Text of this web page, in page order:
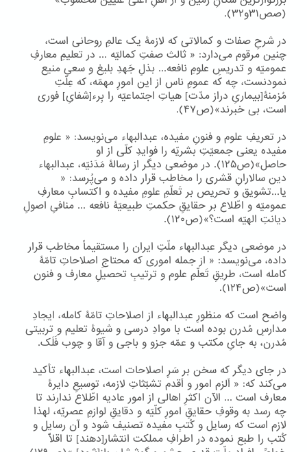
(صص۳۱و۳۲).
در شرحِ صفات و کمالاتی که لازمۀ یک عالمِ روحانی است،
چنین مرقوم می‌دارد: « ثالث صفتِ کمالیّه ... در تعلیمِ معارفِ
عمومیّه و تدریسِ علومِ نافعه... بذلِ جَهدِ بلیغ و سعیِ منیع
نمودنست، چه که عمومِ ناس از این امورِ مهمّه، که عِلّتِ
مُزمنۀ[بیماریِ دراز مدّت] هیاتِ اجتماعیّه را بِرء[شفایِ] فوری
است، بی خبرند»(ص۴۷).
در تعریفِ علوم و فنونِ مفیده، عبدالبهاء می‌نویسد: « علومِ
مفیده یعنی جمعیّتِ بشریّه را فوایدِ کلّی از او
حاصل»(ص۱۲۵). در موضعی دیگر از رسالۀ مَدَنیّه، عبدالبهاء
دین سالارانِ قشری را مخاطب قرار داده و می‌پُرسد: «
یا...تشویق و تحریص بر تَعلّمِ علومِ مفیده و اکتسابِ معارفِ
عمومیّه و اطّلاع بر حقایقِ حکمتِ طبیعیّۀ نافعه ... منافیِ اصولِ
دیانتِ الهیّه است؟»(ص۱۲۰).
در موضعی دیگر عبدالبهاء ملّتِ ایران را مستقیماً مخاطب قرار
داده، می‌نویسد: « از جمله اموری که محتاجِ اصلاحاتِ تامّۀ
کامله است، طریقِ تَعلّمِ علوم و ترتیبِ تحصیلِ معارف و فنون
است»(ص۱۲۴).
واضح است که منظورِ عبدالبهاء از اصلاحاتِ تامّۀ کامله، ایجادِ
مدارسِ مُدرن بوده است با موادِ درسی و شیوۀ تعلیم و تربیتی
مُدرن، به جایِ مکتب و عمّه جزو و باجی و آقا و چوب فَلَک.
در جای دیگر که سخن بر سَرِ اصلاحات است، عبدالبهاء تأکید
می‌کند که: « اَلزم امور و اَقدم تشبّثاتِ لازمه، توسیعِ دایرۀ
معارف است ... الآن اکثرِ اهالی از امور عادیه اطّلاع ندارند تا
چه رسد به وقوفِ حقایقِ امورِ کلّیّه و دقایقِ لوازمِ عصریّه، لهذا
لازم است که رسایل و کُتبِ مفیده تصنیف شود و آن رسایل و
کُتب را طبع نموده در اطرافِ مملکت انتشار[دهند] تا اقلّاً